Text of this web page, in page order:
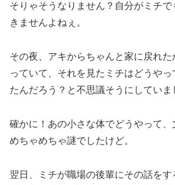
そりゃそうなりません？自分がミチ
きませんよねぇ。
その夜、アキからちゃんと家に戻れた
っていて、それを見たミチはどうや
たんだろう？と不思議そうにしていま
確かに！あの小さな体でどうやって、
めちゃめちゃ謎でしたけど。
翌日、ミチが職場の後輩にその話を